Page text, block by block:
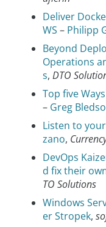
Deliver
WS – Philipp
Beyond
Operations
s, DTO
Top five
– Greg
Listen to
zano,
DevOps
d fix their
TO Solutions
Windows
er Stropek,